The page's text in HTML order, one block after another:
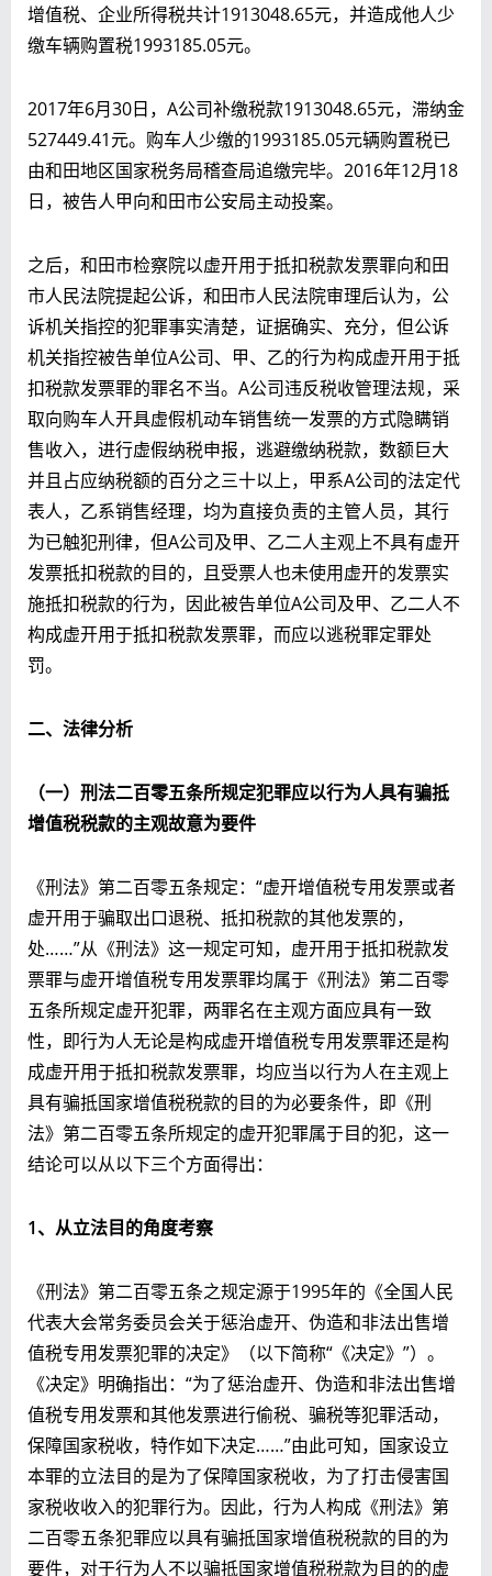
增值税、企业所得税共计1913048.65元，并造成他人少
缴车辆购置税1993185.05元。
2017年6月30日，A公司补缴税款1913048.65元，滞纳金
527449.41元。购车人少缴的1993185.05元辆购置税已
由和田地区国家税务局稽查局追缴完毕。2016年12月18
日，被告人甲向和田市公安局主动投案。
之后，和田市检察院以虚开用于抵扣税款发票罪向和田
市人民法院提起公诉，和田市人民法院审理后认为，公
诉机关指控的犯罪事实清楚，证据确实、充分，但公诉
机关指控被告单位A公司、甲、乙的行为构成虚开用于抵
扣税款发票罪的罪名不当。A公司违反税收管理法规，采
取向购车人开具虚假机动车销售统一发票的方式隐瞒销
售收入，进行虚假纳税申报，逃避缴纳税款，数额巨大
并且占应纳税额的百分之三十以上，甲系A公司的法定代
表人，乙系销售经理，均为直接负责的主管人员，其行
为已触犯刑律，但A公司及甲、乙二人主观上不具有虚开
发票抵扣税款的目的，且受票人也未使用虚开的发票实
施抵扣税款的行为，因此被告单位A公司及甲、乙二人不
构成虚开用于抵扣税款发票罪，而应以逃税罪定罪处
罚。
二、法律分析
（一）刑法二百零五条所规定犯罪应以行为人具有骗抵
增值税税款的主观故意为要件
《刑法》第二百零五条规定：“虚开增值税专用发票或者
虚开用于骗取出口退税、抵扣税款的其他发票的，
处……”从《刑法》这一规定可知，虚开用于抵扣税款发
票罪与虚开增值税专用发票罪均属于《刑法》第二百零
五条所规定虚开犯罪，两罪名在主观方面应具有一致
性，即行为人无论是构成虚开增值税专用发票罪还是构
成虚开用于抵扣税款发票罪，均应当以行为人在主观上
具有骗抵国家增值税税款的目的为必要条件，即《刑
法》第二百零五条所规定的虚开犯罪属于目的犯，这一
结论可以从以下三个方面得出：
1、从立法目的角度考察
《刑法》第二百零五条之规定源于1995年的《全国人民
代表大会常务委员会关于惩治虚开、伪造和非法出售增
值税专用发票犯罪的决定》（以下简称“《决定》”）。
《决定》明确指出：“为了惩治虚开、伪造和非法出售增
值税专用发票和其他发票进行偷税、骗税等犯罪活动，
保障国家税收，特作如下决定……”由此可知，国家设立
本罪的立法目的是为了保障国家税收，为了打击侵害国
家税收收入的犯罪行为。因此，行为人构成《刑法》第
二百零五条犯罪应以具有骗抵国家增值税税款的目的为
要件，对于行为人不以骗抵国家增值税税款为目的的虚